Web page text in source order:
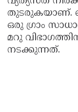
തുടരുകയാണ്.
ഒരു ഗ്രാം
മറു
നടക്കുന്നത്.